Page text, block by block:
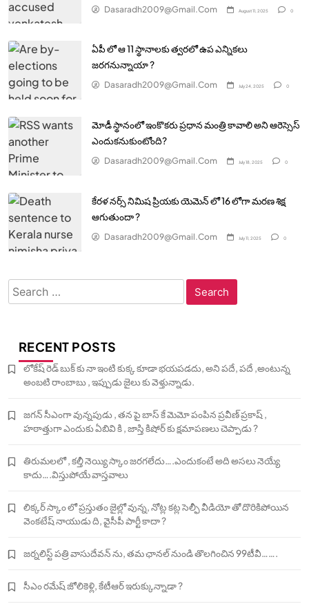
Dasaradh2009@gmail.com August 11, 2025 0
ఏపీ లో ఆ 11 స్థానాలకు త్వరలో ఉప ఎన్నికలు
జరగనున్నాయా ?
Dasaradh2009@gmail.com July 24, 2025 0
మోడీ స్థానంలో ఇంకొకరు ప్రధాన మంత్రి కావాలి అని ఆరెస్సెస్‌
ఎందుకనుకుంటోంది?
Dasaradh2009@gmail.com July 18, 2025 0
కేరళ నర్స్ నిమిష ప్రియకు యెమెన్ లో 16 లోగా మరణ శిక్ష
ఆగుతుందా ?
Dasaradh2009@gmail.com July 11, 2025 0
Search
for:
RECENT POSTS
లోకేష్ రెడ్ బుక్ కు నా ఇంటి కుక్క కూడా భయపడదు, అని పదే, పదే ,అంటున్న
అంబటి రాంబాబు , ఇప్పుడు జైలు కు వెళ్తున్నాడు.
జగన్ సీఎంగా వున్నపుడు , తన పై బాస్ కే మెమో పంపిన ప్రవీణ్ ప్రకాష్ ,
హఠాత్తుగా ఎందుకు ఏబివి కి , జాస్తి కిషోర్ కు క్షమాపణలు చెప్పాడు ?
తిరుమలలో , కల్తీ నెయ్యి స్కాం జరగలేదు….ఎందుకంటే అది అసలు నెయ్యే
కాదు….విస్తుపోయే వాస్తవాలు
లిక్కర్ స్కాం లో ప్రస్తుతం జైల్లో వున్న, నోట్ల కట్ల సెల్ఫీ వీడియో తో దొరికిపోయిన
వెంకటేష్ నాయుడు ది, వైసీపీ పార్టీ కాదా ?
జర్నలిస్ట్ పత్రి వాసుదేవన్ ను, తమ ఛానల్ నుండి తొలగించిన 99టీవీ…….
సీఎం రమేష్ జోలికెళ్లి, కేటీఆర్ ఇరుక్కున్నాడా ?